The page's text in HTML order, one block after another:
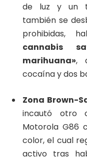
de luz y un
también se
prohibidas,
cannabis
marihuana»,
cocaína y dos
Zona Brown-
incautó otro
Motorola G86
color, el cual
activo tras